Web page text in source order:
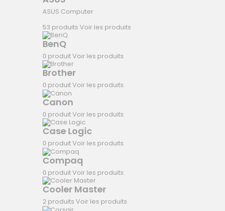
ASUS Computer
53 produits Voir les produits
BenQ
0 produitVoir les produits
Brother
0 produitVoir les produits
Canon
0 produitVoir les produits
Case Logic
0 produitVoir les produits
Compaq
0 produitVoir les produits
Cooler Master
2 produits Voir les produits